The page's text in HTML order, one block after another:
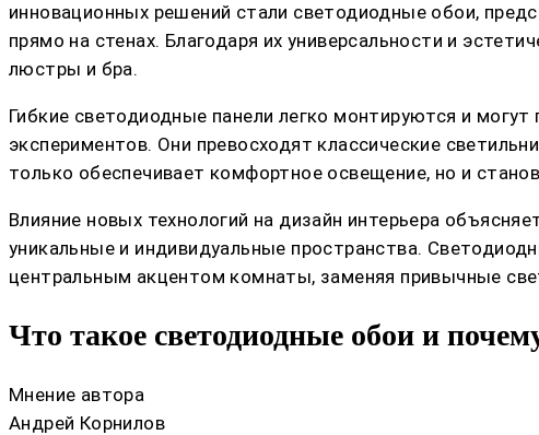
инновационных решений стали светодиодные обои,
прямо на стенах. Благодаря их универсальности и
люстры и бра.
Гибкие светодиодные панели легко монтируются и
экспериментов. Они превосходят классические
только обеспечивает комфортное освещение, но и
Влияние новых технологий на дизайн интерьера
уникальные и индивидуальные пространства.
центральным акцентом комнаты, заменяя привычные
Что такое светодиодные обои и
Мнение автора
Андрей Корнилов